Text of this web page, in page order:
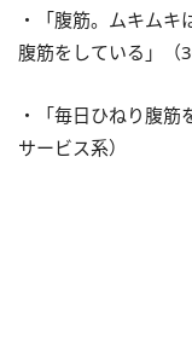
・「腹筋。ムキム
腹筋をしている」（
・「毎日ひねり腹筋
サービス系）